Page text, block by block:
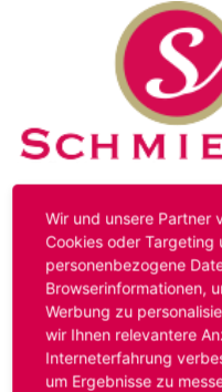
Kontakt Impressum
Hinweis:Das von ihnen
bereits ausgelaufen.
Sie unter:
Oder Sie bewerben sich
passende
Wir und unsere Partner
Cookies oder Targeting
personenbezogene
Browserinformationen,
Werbung zu
wir Ihnen relevantere
Interneterfahrung
um Ergebnisse zu